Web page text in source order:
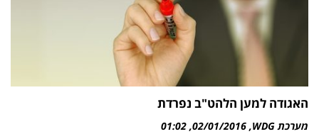
האגודה למען הלהט"ב נפרדת
מערכת WDG 02/01/2016
01:02